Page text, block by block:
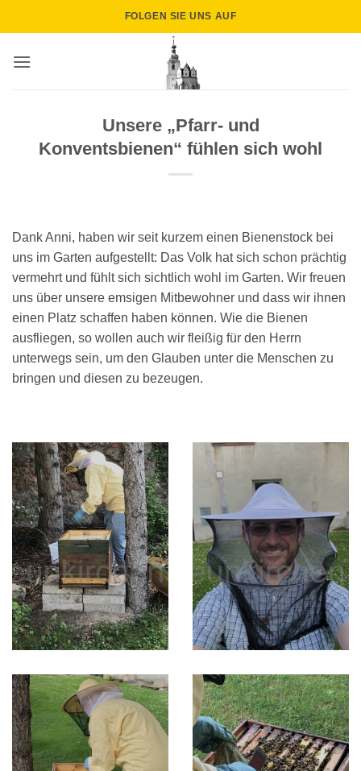
FOLGEN SIE UNS AUF
Unsere „Pfarr- und
Konventsbienen“ fühlen sich wohl
Dank Anni, haben wir seit kurzem einen Bienenstock bei
uns im Garten aufgestellt: Das Volk hat sich schon prächtig
vermehrt und fühlt sich sichtlich wohl im Garten. Wir freuen
uns über unsere emsigen Mitbewohner und dass wir ihnen
einen Platz schaffen haben können. Wie die Bienen
ausfliegen, so wollen auch wir fleißig für den Herrn
unterwegs sein, um den Glauben unter die Menschen zu
bringen und diesen zu bezeugen.